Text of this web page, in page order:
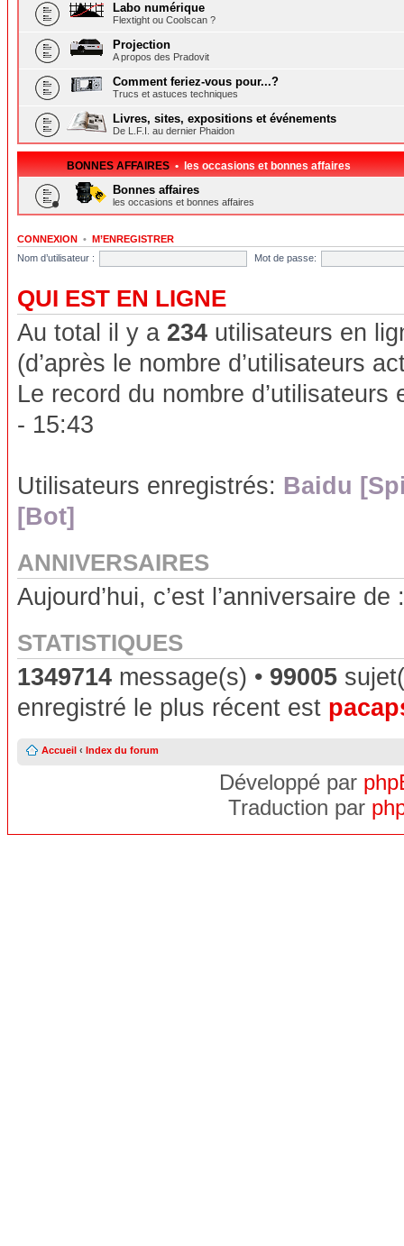
Labo numérique
Flextight ou Coolscan ?
Projection
A propos des Pradovit
Comment feriez-vous pour...?
Trucs et astuces techniques
Livres, sites, expositions et événements
De L.F.I. au dernier Phaidon
BONNES AFFAIRES • les occasions et bonnes affaires
Bonnes affaires
les occasions et bonnes affaires
CONNEXION • M’ENREGISTRER
Nom d’utilisateur :
Mot de passe:
QUI EST EN LIGNE
Au total il y a 234 utilisateurs en
(d’après le nombre d’utilisateurs
Le record du nombre
- 15:43
Utilisateurs enregistrés: Baidu
[Bot]
ANNIVERSAIRES
Aujourd’hui, c’est l’anniversaire de
STATISTIQUES
1349714 message(s) • 99005
enregistré le plus récent est
Accueil ‹ Index du forum
Développé par
Traduction par